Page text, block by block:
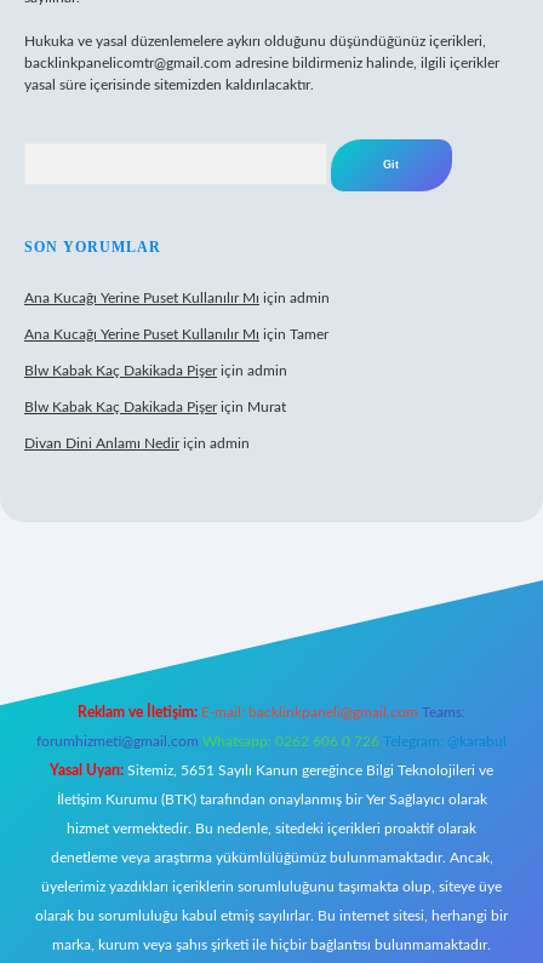
Hukuka ve yasal düzenlemelere aykırı olduğunu düşündüğünüz içerikleri,
backlinkpanelicomtr@gmail.com adresine bildirmeniz halinde, ilgili içerikler
yasal süre içerisinde sitemizden kaldırılacaktır.
SON YORUMLAR
Ana Kucağı Yerine Puset Kullanılır Mı için admin
Ana Kucağı Yerine Puset Kullanılır Mı için Tamer
Blw Kabak Kaç Dakikada Pişeriçin admin
Blw Kabak Kaç Dakikada Pişeriçin Murat
Divan Dini Anlamı Nediriçin admin
Reklam ve İletişim: E-mail: backlinkpaneli@gmail.com Teams:
forumhizmeti@gmail.com Whatsapp: 0262 606 0 726 Telegram: @karabul
Yasal Uyarı: Sitemiz, 5651 Sayılı Kanun gereğince Bilgi Teknolojileri ve
İletişim Kurumu (BTK) tarafından onaylanmış bir Yer Sağlayıcı olarak
hizmet vermektedir. Bu nedenle, sitedeki içerikleri proaktif olarak
denetleme veya araştırma yükümlülüğümüz bulunmamaktadır. Ancak,
üyelerimiz yazdıkları içeriklerin sorumluluğunu taşımakta olup, siteye üye
olarak bu sorumluluğu kabul etmiş sayılırlar. Bu internet sitesi, herhangi bir
marka, kurum veya şahıs şirketi ile hiçbir bağlantısı bulunmamaktadır.